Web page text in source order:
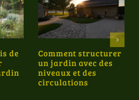
de
Comment structurer
un jardin avec des
niveaux et des
circulations